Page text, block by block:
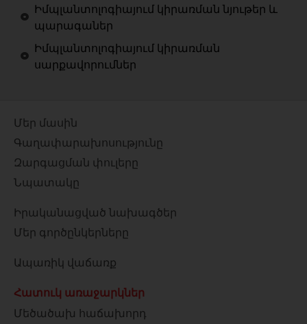
Իմպլանտոլոգիայում կիրառման նյութեր և
պարագաներ
Իմպլանտոլոգիայում կիրառման
սարքավորումներ
Մեր մասին
Գաղափարախոսությունը
Զարգացման փուլերը
Նպատակը
Իրականացված նախագծեր
Մեր գործընկերները
Ապառիկ վաճառք
Հատուկ առաջարկներ
Մեծածախ հաճախորդ